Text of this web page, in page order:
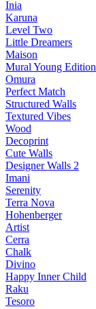
Inia
Karuna
Level Two
Little Dreamers
Maison
Mural Young Edition
Omura
Perfect Match
Structured Walls
Textured Vibes
Wood
Decoprint
Cute Walls
Designer Walls 2
Imani
Serenity
Terra Nova
Hohenberger
Artist
Cerra
Chalk
Divino
Happy Inner Child
Raku
Tesoro